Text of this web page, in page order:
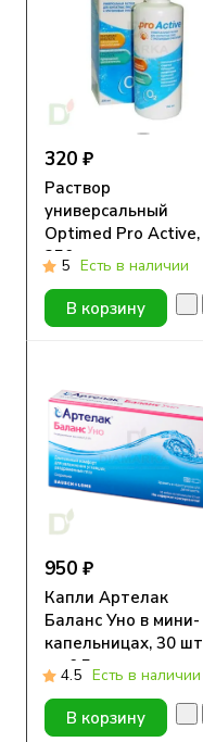
320 ₽
Раствор
универсальный
Optimed Pro Active,
250 мл
5 Есть в наличии
В корзину
950 ₽
Капли Артелак
Баланс Уно в мини-
капельницах, 30 шт
по 0,5 мл
4.5 Есть в наличии
В корзину